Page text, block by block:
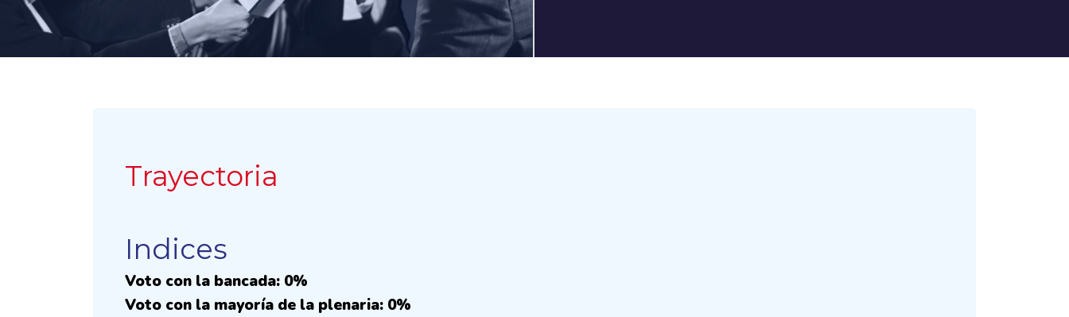
Trayectoria
Indices
Voto con la bancada: 0%
Voto con la mayoría de la plenaria: 0%